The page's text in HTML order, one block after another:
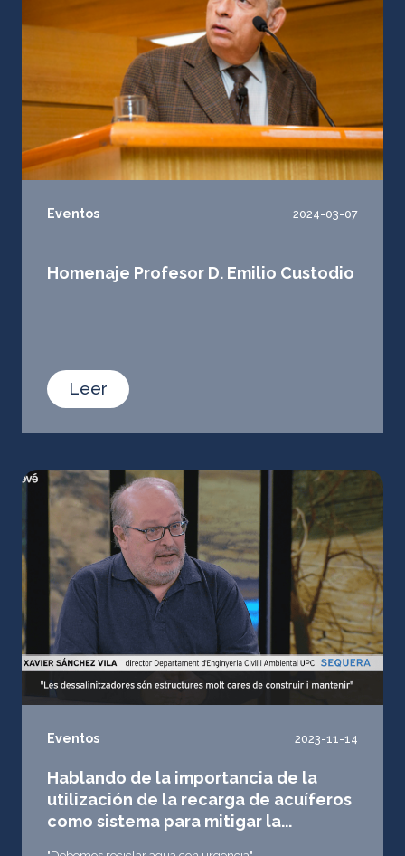
Eventos 2024-03-07
Homenaje Profesor D. Emilio Custodio
Leer
Eventos 2023-11-14
Hablando de la importancia de la
utilización de la recarga de acuíferos
como sistema para mitigar la...